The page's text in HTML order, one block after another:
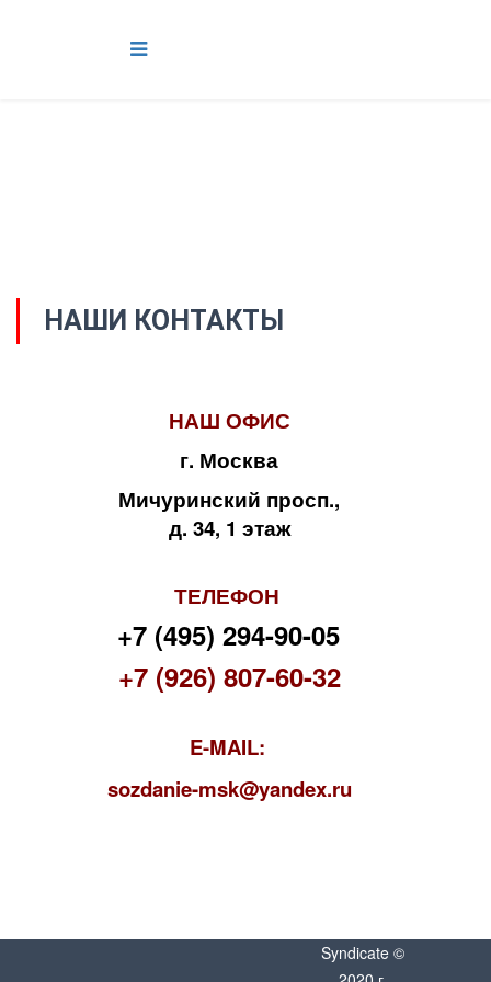
НАШИ КОНТАКТЫ
НАШ ОФИС
г. Москва
Мичуринский просп.,
д. 34, 1 этаж
ТЕЛЕФОН
+7 (495) 294-90-05
+7 (926) 807-60-32
E-MAIL:
sozdanie-msk@yandex.ru
Syndicate ©